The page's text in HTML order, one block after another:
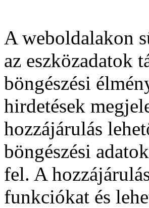
A weboldalakon
az eszközadatok
böngészési
hirdetések
hozzájárulás
böngészési
fel. A
funkciókat és